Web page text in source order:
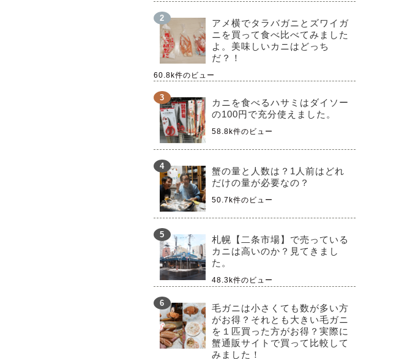
アメ横でタラバガニとズワイガ
ニを買って食べ比べてみました
よ。美味しいカニはどっち
だ？！
60.8k件のビュー
カニを食べるハサミはダイソー
の100円で充分使えました。
58.8k件のビュー
蟹の量と人数は？1人前はどれ
だけの量が必要なの？
50.7k件のビュー
札幌【二条市場】で売っている
カニは高いのか？見てきまし
た。
48.3k件のビュー
毛ガニは小さくても数が多い方
がお得？それとも大きい毛ガニ
を１匹買った方がお得？実際に
蟹通販サイトで買って比較して
みました！